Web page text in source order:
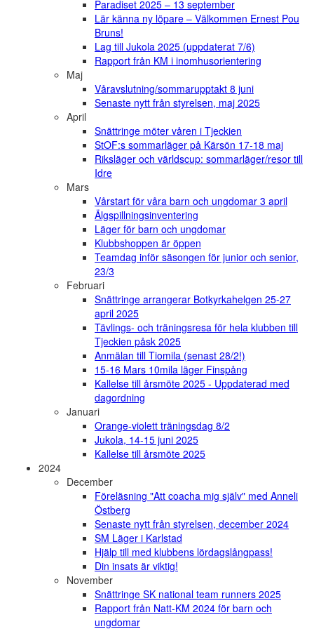
Paradiset 2025 – 13 september
Lär känna ny löpare – Välkommen Ernest Pou
Bruns!
Lag till Jukola 2025 (uppdaterat 7/6)
Rapport från KM i inomhusorientering
Maj
Våravslutning/sommarupptakt 8 juni
Senaste nytt från styrelsen, maj 2025
April
Snättringe möter våren i Tjeckien
StOF:s sommarläger på Kärsön 17-18 maj
Riksläger och världscup: sommarläger/resor till
Idre
Mars
Vårstart för våra barn och ungdomar 3 april
Älgspillningsinventering
Läger för barn och ungdomar
Klubbshoppen är öppen
Teamdag inför säsongen för junior och senior,
23/3
Februari
Snättringe arrangerar Botkyrkahelgen 25-27
april 2025
Tävlings- och träningsresa för hela klubben till
Tjeckien påsk 2025
Anmälan till Tiomila (senast 28/2!)
15-16 Mars 10mila läger Finspång
Kallelse till årsmöte 2025 - Uppdaterad med
dagordning
Januari
Orange-violett träningsdag 8/2
Jukola, 14-15 juni 2025
Kallelse till årsmöte 2025
2024
December
Föreläsning "Att coacha mig själv" med Anneli
Östberg
Senaste nytt från styrelsen, december 2024
SM Läger i Karlstad
Hjälp till med klubbens lördagslångpass!
Din insats är viktig!
November
Snättringe SK national team runners 2025
Rapport från Natt-KM 2024 för barn och
ungdomar